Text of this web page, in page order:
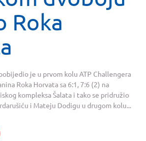
Roka
je u prvom kolu ATP Challengera
Roka Horvata sa 6:1, 7:6 (2) na
kompleksa Šalata i tako se pridružio
i Mateju Dodigu u drugom kolu...